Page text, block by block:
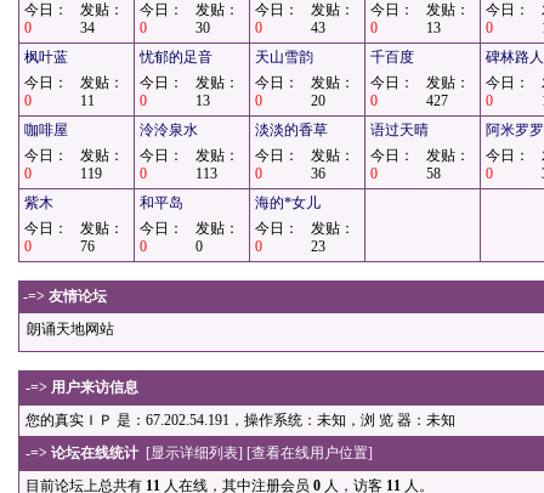
今日：
0
发贴：
34
今日：
0
发贴：
30
今日：
0
发贴：
43
今日：
0
发贴：
13
今日：
0
枫叶蓝
今日：
0
发贴：
11
忧郁的足音
今日：
0
发贴：
13
天山雪韵
今日：
0
发贴：
20
千百度
今日：
0
发贴：
427
碑林路人
今日：
0
咖啡屋
今日：
0
发贴：
119
泠泠泉水
今日：
0
发贴：
113
淡淡的香草
今日：
0
发贴：
36
语过天晴
今日：
0
发贴：
58
阿米罗罗
今日：
0
紫木
今日：
0
发贴：
76
和平岛
今日：
0
发贴：
0
海的*女儿
今日：
0
发贴：
23
-=> 友情论坛
朗诵天地网站
-=> 用户来访信息
您的真实ＩＰ 是：67.202.54.191，操作系统：未知，浏 览 器：未知
-=> 论坛在线统计 [显示详细列表] [查看在线用户位置]
目前论坛上总共有 11 人在线，其中注册会员 0 人，访客 11 人。